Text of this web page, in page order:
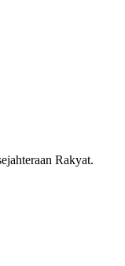
Rakyat.